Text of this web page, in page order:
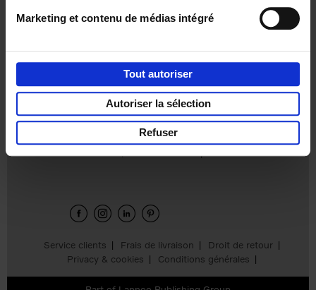
Marketing et contenu de médias intégré
Tout autoriser
Autoriser la sélection
Refuser
Service clients Frais de livraison
Droit de retour
Privacy & cookies
Conditions générales
Envie de bonnes idées de lecture, de